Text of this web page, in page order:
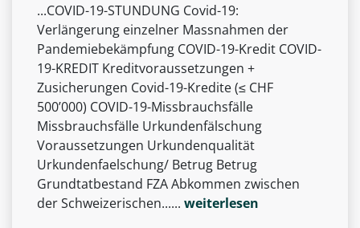
...COVID-19-STUNDUNG Covid-19:
Verlängerung einzelner Massnahmen der
Pandemiebekämpfung COVID-19-Kredit COVID-
19-KREDIT Kreditvoraussetzungen +
Zusicherungen Covid-19-Kredite (≤ CHF
500’000) COVID-19-Missbrauchsfälle
Missbrauchsfälle Urkundenfälschung
Voraussetzungen Urkundenqualität
Urkundenfaelschung/ Betrug Betrug
Grundtatbestand FZA Abkommen zwischen
der Schweizerischen...... weiterlesen